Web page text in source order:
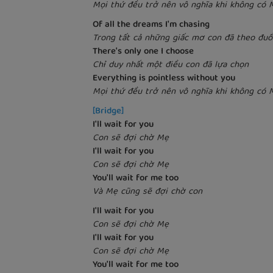
Mọi thứ đều trở nên vô nghĩa khi không có
Of all the dreams I'm chasing
Trong tất cả những giấc mơ con đã theo
There's only one I choose
Chỉ duy nhất một điều con đã lựa chọn
Everything is pointless without you
Mọi thứ đều trở nên vô nghĩa khi không có
[Bridge]
I'll wait for you
Con sẽ đợi chờ Mẹ
I'll wait for you
Con sẽ đợi chờ Mẹ
You'll wait for me too
Và Mẹ cũng sẽ đợi chờ con
I'll wait for you
Con sẽ đợi chờ Mẹ
I'll wait for you
Con sẽ đợi chờ Mẹ
You'll wait for me too